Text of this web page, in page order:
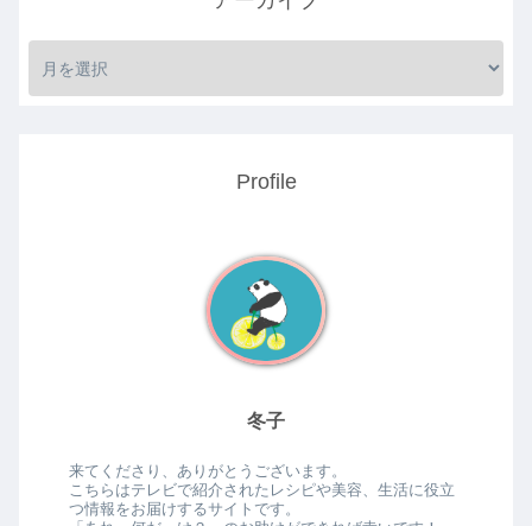
Profile
冬子
来てくださり、ありがとうございます。
こちらはテレビで紹介されたレシピや美容、生活に役立
つ情報をお届けするサイトです。